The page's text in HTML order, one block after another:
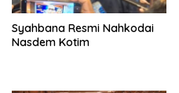
Syahbana Resmi Nahkodai
Nasdem Kotim